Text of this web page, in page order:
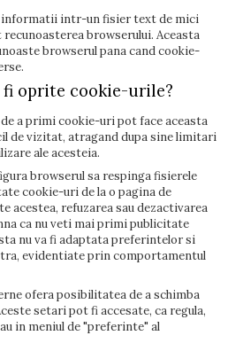
informatii intr-un fisier text de mici
browserului. Aceasta
browserul pana cand cookie-
fi oprite cookie-urile?
a primi cookie-uri pot face aceasta
de vizitat, atragand dupa sine limitari
ale acesteia.
browserul sa respinga fisierele
cookie-uri de la o pagina de
acestea, refuzarea sau dezactivarea
ca nu veti mai primi publicitate
nu va fi adaptata preferintelor si
evidentiate prin comportamentul
ofera posibilitatea de a schimba
setari pot fi accesate, ca regula,
in meniul de "preferinte" al